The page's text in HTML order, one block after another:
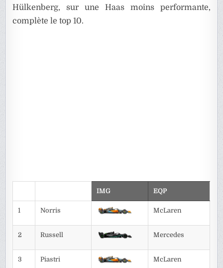
Hülkenberg, sur une Haas moins performante,
complète le top 10.
IMG EQP
1 Norris McLaren
2 Russell Mercedes
3 Piastri McLaren